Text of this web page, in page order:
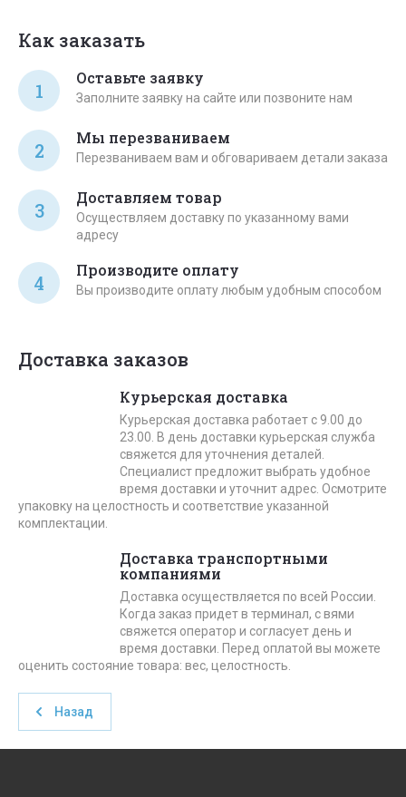
Как заказать
1
Оставьте заявку
Заполните заявку на сайте или позвоните нам
2
Мы перезваниваем
Перезваниваем вам и обговариваем детали заказа
3
Доставляем товар
Осуществляем доставку по указанному вами
адресу
4
Производите оплату
Вы производите оплату любым удобным способом
Доставка заказов
Курьерская доставка
Курьерская доставка работает с 9.00 до
23.00. В день доставки курьерская служба
свяжется для уточнения деталей.
Специалист предложит выбрать удобное
время доставки и уточнит адрес. Осмотрите
упаковку на целостность и соответствие указанной
комплектации.
Доставка транспортными
компаниями
Доставка осуществляется по всей России.
Когда заказ придет в терминал, с вями
свяжется оператор и согласует день и
время доставки. Перед оплатой вы можете
оценить состояние товара: вес, целостность.
Назад